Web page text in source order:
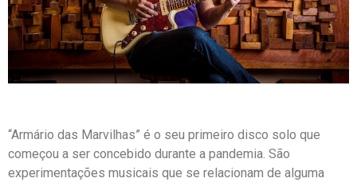
“Armário das Marvilhas” é o seu primeiro disco solo que
começou a ser concebido durante a pandemia. São
experimentações musicais que se relacionam de alguma